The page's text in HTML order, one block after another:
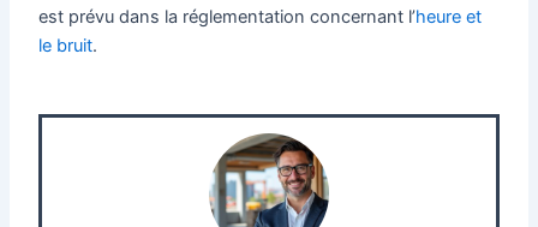
est prévu dans la réglementation concernant l’heure et
le bruit.